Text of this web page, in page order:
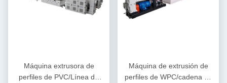
Máquina extrusora de
perfiles de PVC/Línea de
Máquina de extrusión de
perfiles de WPC/cadena de